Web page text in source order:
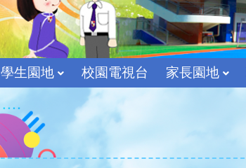
學生園地 校園電視台 家長園地